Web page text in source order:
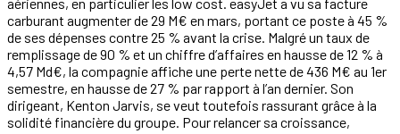
carburant augmenter de 29 M€ en mars, portant ce poste à 45 %
de ses dépenses contre 25 % avant la crise. Malgré un taux de
remplissage de 90 % et un chiffre d’affaires en hausse de 12 % à
4,57 Md€, la compagnie affiche une perte nette de 436 M€ au 1er
semestre, en hausse de 27 % par rapport à l’an dernier. Son
dirigeant, Kenton Jarvis, se veut toutefois rassurant grâce à la
solidité financière du groupe. Pour relancer sa croissance,